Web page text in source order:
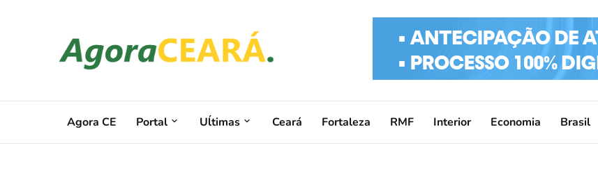
Agora CE Portal Uĺtimas Ceará Fortaleza RMF Interior Economia Brasil